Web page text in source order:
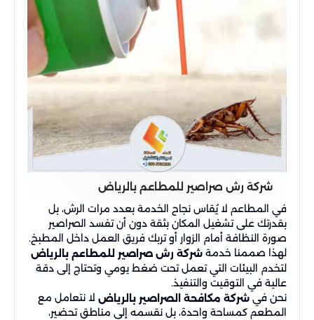
شركة رش صراصير للمطاعم بالرياض
في المطاعم لا يُقاس نجاح الخدمة بعدد مرات الرش، بل
بقدرتك على تشغيل المكان بثقة دون أن تفسد الصراصير
صورة النظافة أمام الزوار أو تربك فريق العمل داخل المطبخ.
لهذا صممنا خدمة شركة رش صراصير للمطاعم بالرياض
لتخدم البيئات التي تعمل تحت ضغط يومي وتحتاج إلى دقة
عالية في التوقيت والتنفيذ.
نحن في شركة مكافحة الصراصير بالرياض لا نتعامل مع
المطعم كمساحة واحدة، بل نقسمه إلى مناطق تحضير،